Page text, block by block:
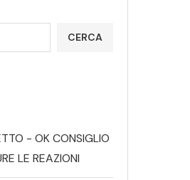
CERCA
- OK CONSIGLIO
LE REAZIONI